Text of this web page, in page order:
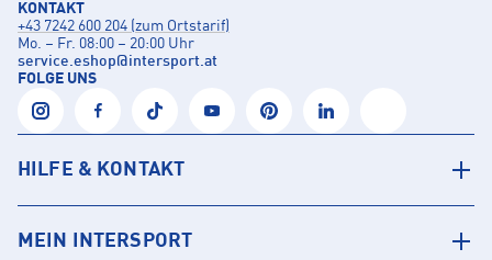
KONTAKT
+43 7242 600 204 (zum Ortstarif)
Mo. – Fr. 08:00 – 20:00 Uhr
service.eshop@intersport.at
FOLGE UNS
HILFE & KONTAKT
MEIN INTERSPORT